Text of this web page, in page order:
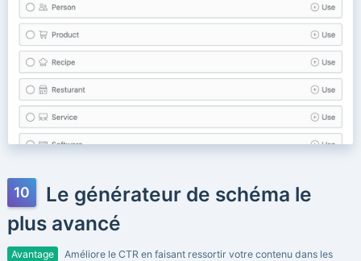
Le générateur de schéma le
plus avancé
Avantage
Améliore le CTR en faisant ressortir votre contenu dans les